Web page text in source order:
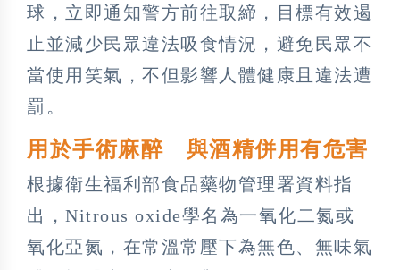
球，立即通知警方前往取締，目標有效遏
止並減少民眾違法吸食情況，避免民眾不
當使用笑氣，不但影響人體健康且違法遭
罰。
用於手術麻醉 與酒精併用有危害
根據衛生福利部食品藥物管理署資料指
出，Nitrous oxide學名為一氧化二氮或
氧化亞氮，在常溫常壓下為無色、無味氣